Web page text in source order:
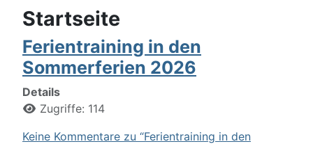
Startseite
Ferientraining in den
Sommerferien 2026
Details
Zugriffe: 114
Keine Kommentare zu “Ferientraining in den